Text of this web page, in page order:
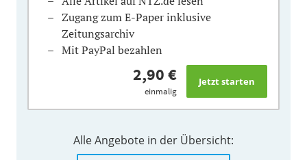
Zugang zum E-Paper inklusive
Zeitungsarchiv
Mit PayPal bezahlen
2,90 €
einmalig
Alle Angebote in der Übersicht: